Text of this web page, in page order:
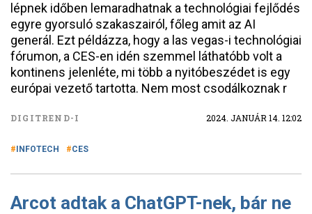
lépnek időben lemaradhatnak a technológiai fejlődés
egyre gyorsuló szakaszairól, főleg amit az AI
generál. Ezt példázza, hogy a las vegas-i technológiai
fórumon, a CES-en idén szemmel láthatóbb volt a
kontinens jelenléte, mi több a nyitóbeszédet is egy
európai vezető tartotta. Nem most csodálkoznak r
DIGITREND-I 2024. JANUÁR 14. 12:02
INFOTECH CES
Arcot adtak a ChatGPT-nek, bár ne